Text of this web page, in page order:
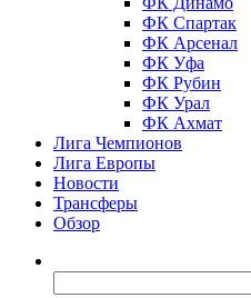
ФК Спартак
ФК Арсенал
ФК Уфа
ФК Рубин
ФК Урал
ФК Ахмат
Лига Чемпионов
Лига Европы
Новости
Трансферы
Обзор